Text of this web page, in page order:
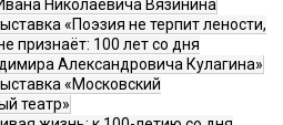
Николаевича Вязинина
«Поэзия не терпит лености,
признаёт: 100 лет со дня
Александровича Кулагина»
«Московский
театр»